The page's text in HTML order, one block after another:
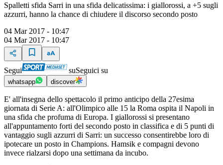
Spalletti sfida Sarri in una sfida delicatissima: i giallorossi, a +5 sugli
azzurri, hanno la chance di chiudere il discorso secondo posto
04 Mar 2017 - 10:47
04 Mar 2017 - 10:47
Segui suSeguici su
whatsapp discover
E' all'insegna dello spettacolo il primo anticipo della 27esima
giornata di Serie A: all'Olimpico alle 15 la Roma ospita il Napoli in
una sfida che profuma di Europa. I giallorossi si presentano
all'appuntamento forti del secondo posto in classifica e di 5 punti di
vantaggio sugli azzurri di Sarri: un successo consentirebbe loro di
ipotecare un posto in Champions. Hamsik e compagni devono
invece rialzarsi dopo una settimana da incubo.